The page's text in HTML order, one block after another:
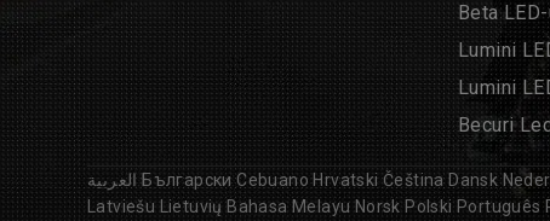
Beta
Lumini
Lumini
Becuri
العربية Български Cebuano Hrvatski Čeština Dansk
Latviešu Lietuvių Bahasa Melayu Norsk Polski Português